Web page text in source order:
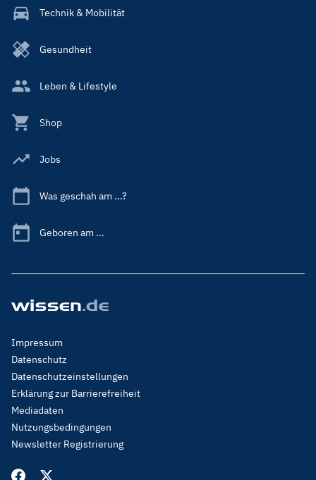
Technik & Mobilität
Gesundheit
Leben & Lifestyle
Shop
Jobs
Was geschah am ...?
Geboren am ...
Footer
Menu
Legal
Impressum
Datenschutz
Datenschutzeinstellungen
Erklärung zur Barrierefreiheit
Mediadaten
Nutzungsbedingungen
Newsletter Registrierung